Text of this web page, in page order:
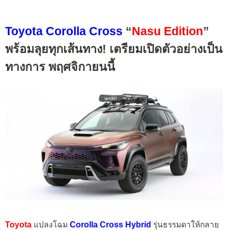
Toyota Corolla Cross “Nasu Edition”
พร้อมลุยทุกเส้นทาง! เตรียมเปิดตัวอย่างเป็น
ทางการ พฤศจิกายนนี้
Toyota แปลงโฉม Corolla Cross Hybrid รุ่นธรรมดาให้กลาย